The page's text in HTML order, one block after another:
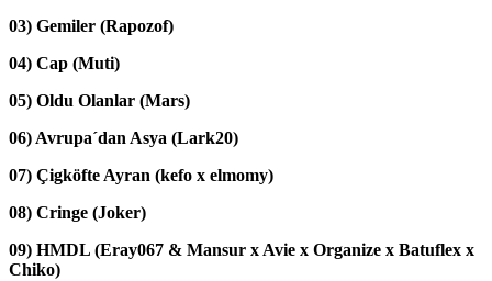
03) Gemiler (Rapozof)
04) Cap (Muti)
05) Oldu Olanlar (Mars)
06) Avrupa´dan Asya (Lark20)
07) Çigköfte Ayran (kefo x elmomy)
08) Cringe (Joker)
09) HMDL (Eray067 & Mansur x Avie x Organize x Batuflex x
Chiko)